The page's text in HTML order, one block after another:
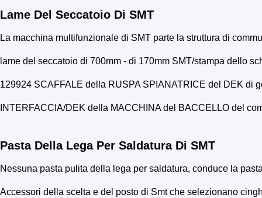
Lame Del Seccatoio Di SMT
La macchina multifunzionale di SMT parte la struttura di
lame del seccatoio di 700mm - di 170mm SMT/stampa dello
129924 SCAFFALE della RUSPA SPIANATRICE del DEK di
INTERFACCIA/DEK della MACCHINA del BACCELLO del
Pasta Della Lega Per Saldatura Di SMT
Nessuna pasta pulita della lega per saldatura, conduce la
Accessori della scelta e del posto di Smt che selezionano